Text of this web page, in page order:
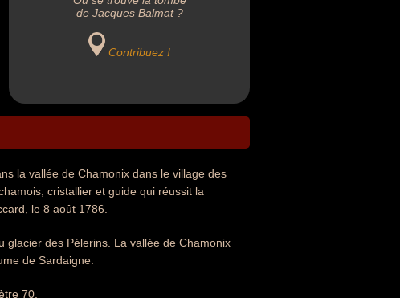
de Jacques Balmat ?
Contribuez !
la vallée de Chamonix dans le village des
cristallier et guide qui réussit la
le 8 août 1786.
glacier des Pélerins. La vallée de Chamonix
de Sardaigne.
70.